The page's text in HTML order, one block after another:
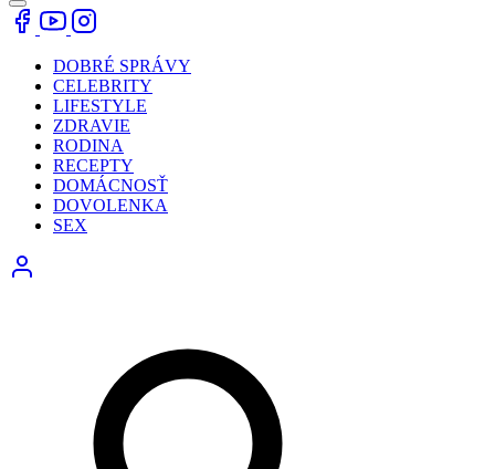
DOBRÉ SPRÁVY
CELEBRITY
LIFESTYLE
ZDRAVIE
RODINA
RECEPTY
DOMÁCNOSŤ
DOVOLENKA
SEX